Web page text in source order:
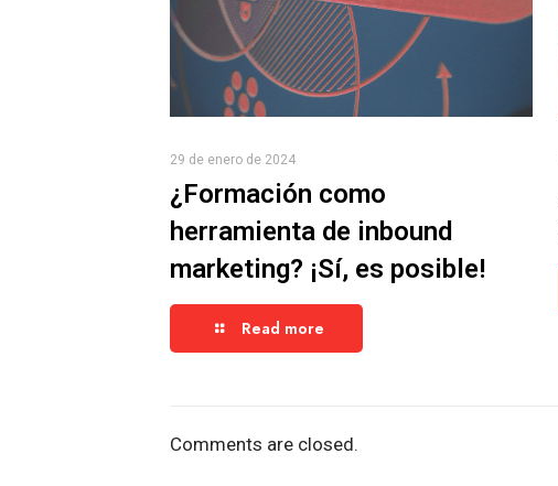
29 de enero de 2024
¿Formación como
herramienta de inbound
marketing? ¡Sí, es posible!
Read more
Comments are closed.